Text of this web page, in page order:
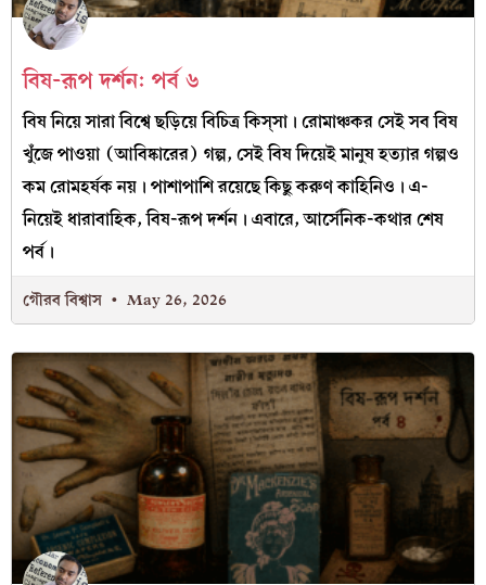
বিষ-রূপ দর্শন: পর্ব ৬
বিষ নিয়ে সারা বিশ্বে ছড়িয়ে বিচিত্র কিস্‌সা। রোমাঞ্চকর সেই সব বিষ
খুঁজে পাওয়া (আবিষ্কারের) গল্প, সেই বিষ দিয়েই মানুষ হত্যার গল্পও
কম রোমহর্ষক নয়। পাশাপাশি রয়েছে কিছু করুণ কাহিনিও। এ-
নিয়েই ধারাবাহিক, বিষ-রূপ দর্শন। এবারে, আর্সেনিক-কথার শেষ
পর্ব।
গৌরব বিশ্বাস May 26, 2026